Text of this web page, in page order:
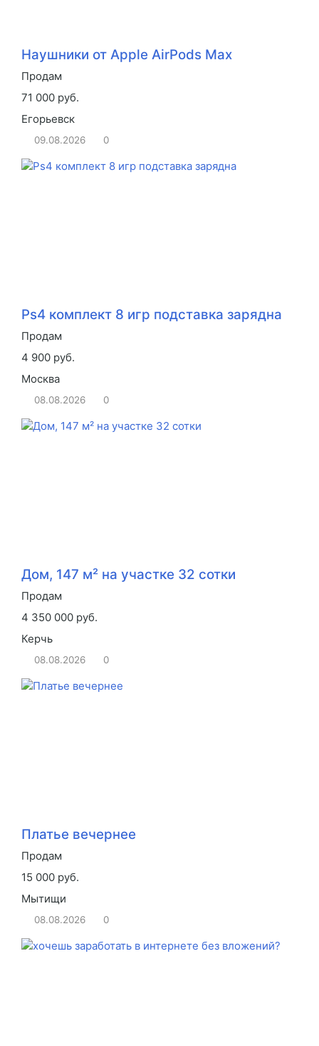
Наушники от Apple AirPods Max
Продам
71 000 руб.
Егорьевск
09.08.2026 0
Ps4 комплект 8 игр подставка зарядна
Продам
4 900 руб.
Москва
08.08.2026 0
Дом, 147 м² на участке 32 сотки
Продам
4 350 000 руб.
Керчь
08.08.2026 0
Платье вечернее
Продам
15 000 руб.
Мытищи
08.08.2026 0